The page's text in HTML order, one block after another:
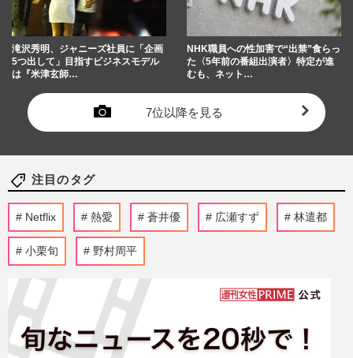
滝沢秀明、ジャニーズ社員に「企画
5つ出して」目指すビジネスモデル
は『米津玄師…
NHK職員への性加害で“出禁”食らっ
た〈5年前の番組出演者〉特定が進
むも、ネット…
7位以降を見る
注目のタグ
Netflix 熱愛 蒼井優 広瀬すず 林遣都
小栗旬 野村周平